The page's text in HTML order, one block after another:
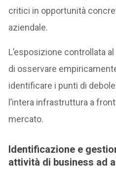
critici in opportunità
aziendale.
L’esposizione controllata
di osservare
identificare i punti di
l’intera infrastruttura a
mercato.
Identificazione e
attività di business ad